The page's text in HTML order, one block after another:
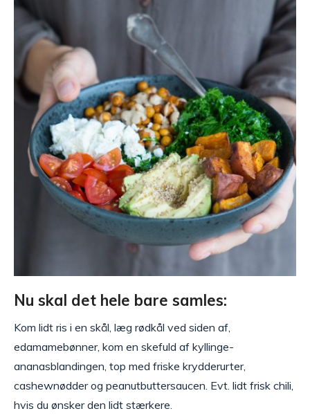
Nu skal det hele bare samles:
Kom lidt ris i en skål, læg rødkål ved siden af,
edamamebønner, kom en skefuld af kyllinge-
ananasblandingen, top med friske krydderurter,
cashewnødder og peanutbuttersaucen. Evt. lidt frisk chili,
hvis du ønsker den lidt stærkere.